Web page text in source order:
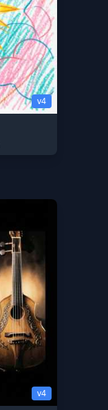
v4
v4